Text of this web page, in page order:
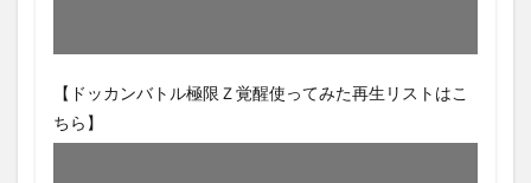
【ドッカンバトル極限Ｚ覚醒使ってみた再生リストはこ
ちら】